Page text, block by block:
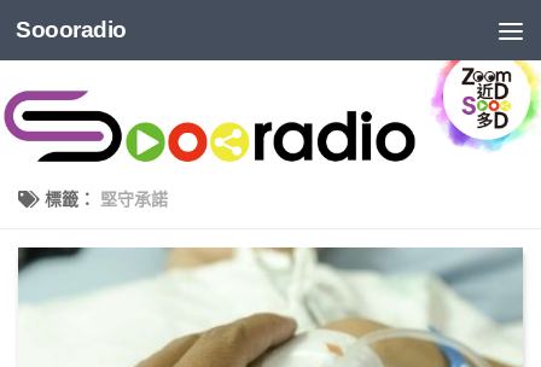
Soooradio
標籤： 堅守承諾